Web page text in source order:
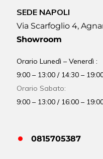
SEDE NAPOLI
Via Scarfoglio 4,
Showroom
Orario Lunedì – Venerdì :
9:00 – 13:00 / 14:30 –
Orario Sabato:
9:00 – 13:00 / 16:00 –
0815705387